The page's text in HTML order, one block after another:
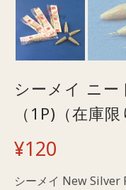
シーメイ ニー
（1P)（在庫
¥120
シーメイ New Silver